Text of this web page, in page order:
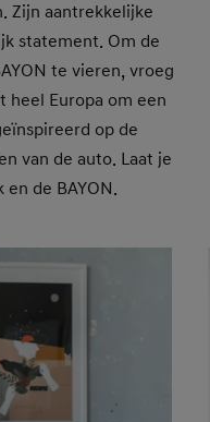
Nuria Toll, Spain
Soyhan Baltaci, Turkey
Zimmermann, Germany
Zijn aantrekkelijke
statement. Om de
te vieren, vroeg
heel Europa om een
op de
van de auto. Laat je
de BAYON.